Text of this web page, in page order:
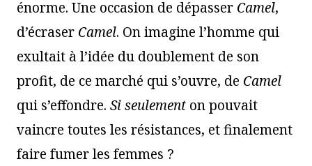
énorme. Une occasion de dépasser Camel,
d’écraser Camel. On imagine l’homme qui
exultait à l’idée du doublement de son
profit, de ce marché qui s’ouvre, de Camel
qui s’effondre. Si seulement on pouvait
vaincre toutes les résistances, et finalement
faire fumer les femmes ?